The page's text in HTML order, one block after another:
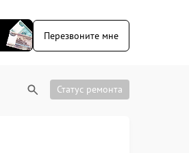
Перезвоните мне
Статус ремонта